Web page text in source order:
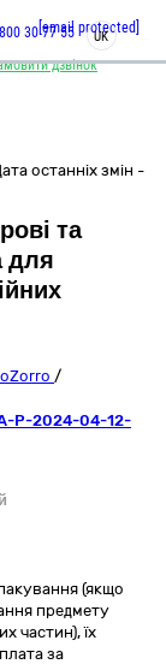
дзвінок
30 77 55
[email protected]
UK
останніх змін -
та
для
/
P-2024-04-12-
(якщо
предмету
частин), їх
за